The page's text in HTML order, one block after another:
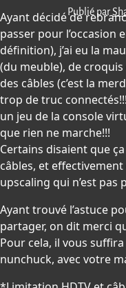
Publié par
Ayant décidé de
passer pour l’occasion
définition), j’ai eu la
(du meuble), de
des câbles (c’est la
trop de truc
un jeu de la console
que rien ne marche!!!
Certains disaient que
câbles, et
upscaling qui n’est pas
Ayant trouvé l’astuce
partager, on dit merci
Pour cela, il vous
nunchuck, avec votre